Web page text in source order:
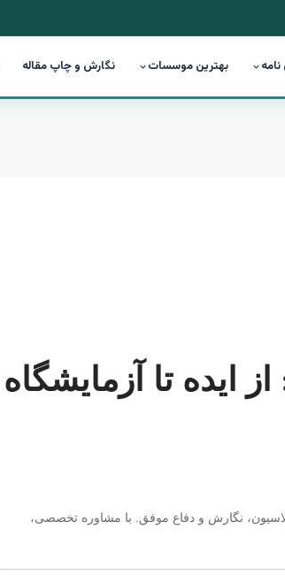
نامه بهترین موسسات نگارش و چاپ مقاله
ایده تا آزمایشگاه
نگارش و دفاع موفق. با مشاوره تخصصی،